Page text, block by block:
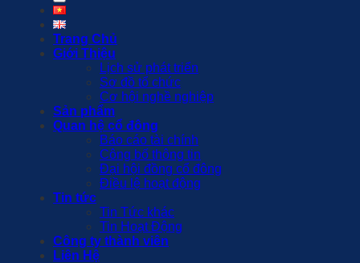
Trang Chủ
Giới Thiệu
Lịch sử phát triển
Sơ đồ tổ chức
Cơ hội nghề nghiệp
Sản phẩm
Quan hệ cổ đông
Báo cáo tài chính
Công bố thông tin
Đại hội đồng cổ đông
Điều lệ hoạt động
Tin tức
Tin Tức khác
Tin Hoạt Động
Công ty thành viên
Liên Hệ